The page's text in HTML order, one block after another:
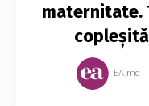
maternitate.
EA.md